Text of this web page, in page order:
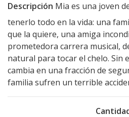
Descripción Mia es una joven
tenerlo todo en la vida: una
que la quiere, una amiga
prometedora carrera musical,
natural para tocar el chelo. Sin
cambia en una fracción de
familia sufren un terrible